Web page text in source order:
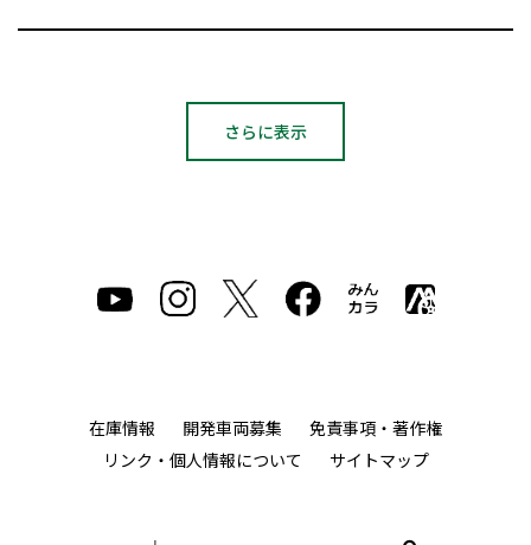
さらに表示
在庫情報 開発車両募集
免責事項・著作権
リンク・個人情報について
サイトマップ